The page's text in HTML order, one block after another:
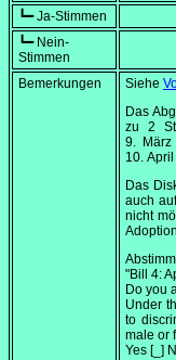
┗━ Ja-Stimmen
┗━ Nein-
Stimmen
Bemerkungen Siehe
Das
zu 2
9. März
10.
Das
auch
nicht
"Bill 4:
Do you
Under
to
male or
Yes [_]